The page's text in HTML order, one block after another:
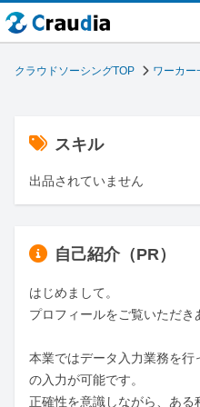
クラウドソーシングTOP ワーカー
スキル
出品されていません
自己紹介（PR）
はじめまして。
プロフィールをご覧いただき
本業ではデータ入力業務を
の入力が可能です。
正確性を意識しながら、あ